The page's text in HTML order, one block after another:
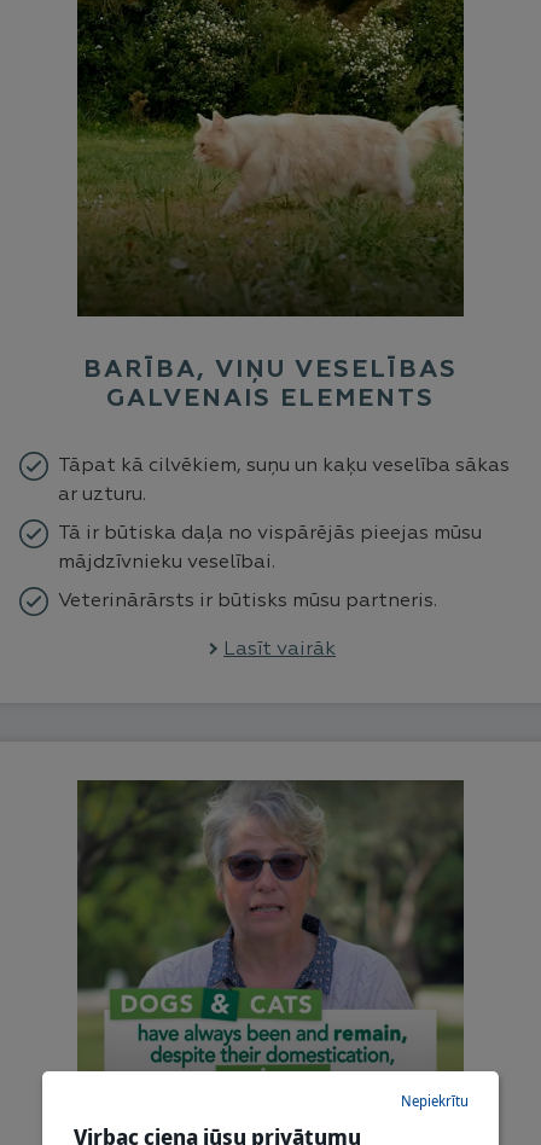
BARĪBA, VIŅU VESELĪBAS
GALVENAIS ELEMENTS
Tāpat kā cilvēkiem, suņu un kaķu veselība sākas
ar uzturu.
Tā ir būtiska daļa no vispārējās pieejas mūsu
mājdzīvnieku veselībai.
Veterinārārsts ir būtisks mūsu partneris.
Lasīt vairāk
Virbac ciena jūsu privātumu
Nepiekrītu